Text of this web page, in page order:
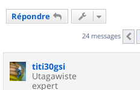
Répondre
24 messages
titi30gsi
Utagawiste
expert